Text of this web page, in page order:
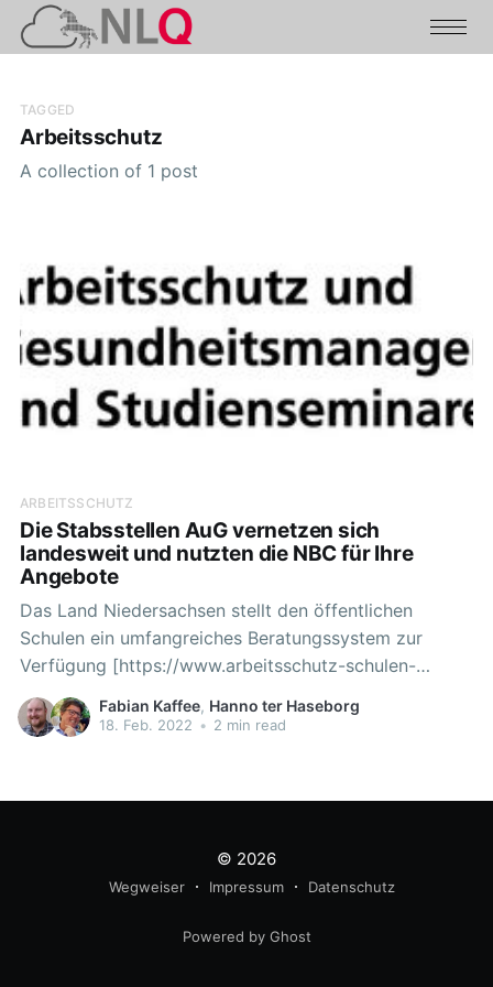
TAGGED
Arbeitsschutz
A collection of 1 post
ARBEITSSCHUTZ
Die Stabsstellen AuG vernetzen sich
landesweit und nutzten die NBC für Ihre
Angebote
Das Land Niedersachsen stellt den öffentlichen
Schulen ein umfangreiches Beratungssystem zur
Verfügung [https://www.arbeitsschutz-schulen-
nds.de/startseite], das in allen Fragen des Arbeits-
und Gesundheitsschutzes kompetent berät und leistet
Schulleitungen und auch indirekt von Schülerinnen
Fabian Kaffee, Hanno ter Haseborg
18. Feb. 2022 • 2 min read
© 2026
Wegweiser Impressum Datenschutz
Powered by Ghost